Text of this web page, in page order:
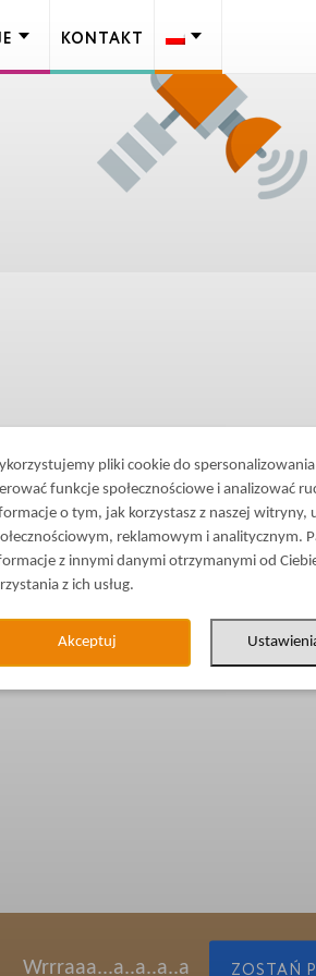
Wrrraaa...a..a..a..a ZOSTAŃ
KONTAKT
pliki cookie do
funkcje społecznościowe i analizować
o tym, jak korzystasz z naszej
reklamowym i analitycznym.
z innymi danymi otrzymanymi od
z ich usług.
Akceptuj